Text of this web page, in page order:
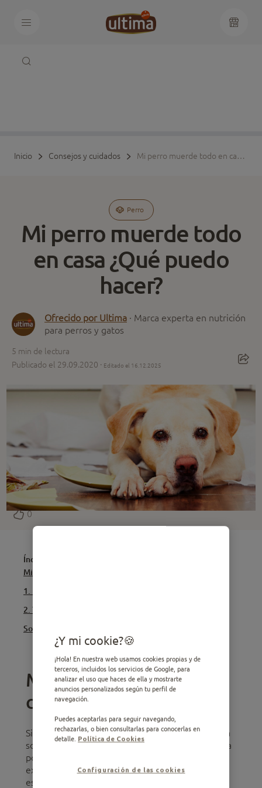
Inicio Consejos y cuidados Mi perro muerde todo en casa ¿Qué puedo hacer?
Perro
Mi perro muerde todo
en casa ¿Qué puedo
hacer?
Ofrecido por Ultima · Marca experta en nutrición
para perros y gatos
5 min de lectura
Publicado el 29.09.2020 · Editado el 16.12.2025
0
Índice
Mi perro muerde todo en casa ¿Qué puedo hacer?
1. Falta de estimulación física y mental
2. Trastorno de ansiedad por separación
Soluciones si tu perro muerde todo en casa
Mi perro muerde todo en
casa ¿Qué puedo hacer?
Si tu perro muerde todo en casa cuando se queda
solo y ya no sabes qué hacer, tal vez desde Ultima
podamos ayudarte con este artículo. Te
explicamos las posibles causas y soluciones para
este incómodo problema de comportamiento.
¿Y mi cookie?
¡Hola! En nuestra web usamos cookies propias y de
terceros, incluidos los servicios de Google, para
analizar el uso que haces de ella y mostrarte
anuncios personalizados según tu perfil de
navegación.
Puedes aceptarlas para seguir navegando,
rechazarlas, o bien consultarlas para conocerlas en
detalle. Política de Cookies
Configuración de las cookies